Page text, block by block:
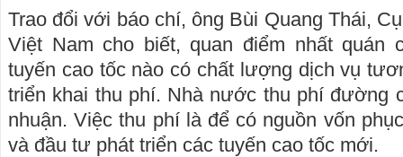
Trao đổi với báo chí, ông Bùi Quang Thái,
Việt Nam cho biết, quan điểm nhất quán
tuyến cao tốc nào có chất lượng dịch vụ
triển khai thu phí. Nhà nước thu phí đường
nhuận. Việc thu phí là để có nguồn vốn
và đầu tư phát triển các tuyến cao tốc mới.